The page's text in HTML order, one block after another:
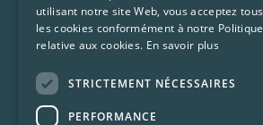
Francophonie
Ressources
utilisant notre site Web, vous acceptez tous
les cookies conformément à notre Politique
relative aux cookies. En savoir plus
STRICTEMENT NÉCESSAIRES
PERFORMANCE